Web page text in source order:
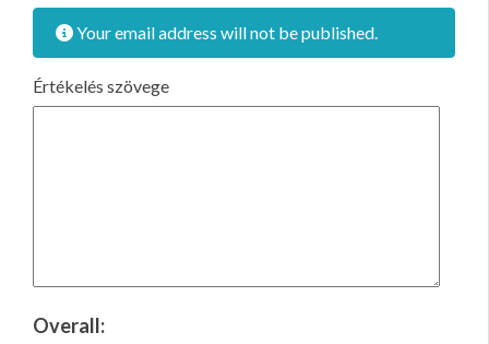
Your email address will not be published.
Értékelés szövege
Overall: